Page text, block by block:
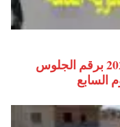
معرفة نتيجة الصف الثالث الثانوي 2026 برقم الجلوس
السابع